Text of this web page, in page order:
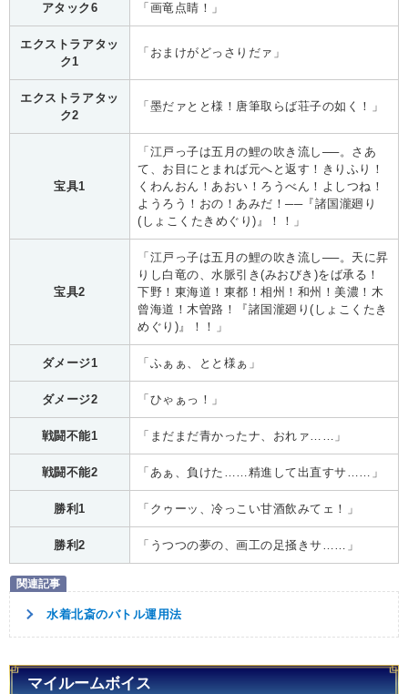
アタック6 「画竜点睛！」
エクストラアタッ
ク1
「おまけがどっさりだァ」
エクストラアタッ
ク2
「墨だァとと様！唐筆取らば荘子の如く！」
宝具1
「江戸っ子は五月の鯉の吹き流し──。さあ
て、お目にとまれば元へと返す！きりふり！
くわんおん！あおい！ろうべん！よしつね！
ようろう！おの！あみだ！──『諸国瀧廻り
(しょこくたきめぐり)』！！」
宝具2
「江戸っ子は五月の鯉の吹き流し──。天に昇
りし白竜の、水脈引き(みおびき)をば承る！
下野！東海道！東都！相州！和州！美濃！木
曾海道！木曽路！『諸国瀧廻り(しょこくたき
めぐり)』！！」
ダメージ1 「ふぁぁ、とと様ぁ」
ダメージ2 「ひゃぁっ！」
戦闘不能1 「まだまだ青かったナ、おれァ……」
戦闘不能2 「あぁ、負けた……精進して出直すサ……」
勝利1 「クゥーッ、冷っこい甘酒飲みてェ！」
勝利2 「うつつの夢の、画工の足掻きサ……」
水着北斎のバトル運用法
マイルームボイス